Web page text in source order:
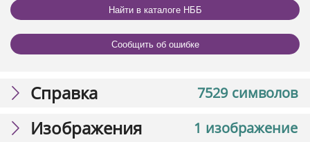
Найти в каталоге НББ
Сообщить об ошибке
7529 символов
Справка
1 изображение
Изображения